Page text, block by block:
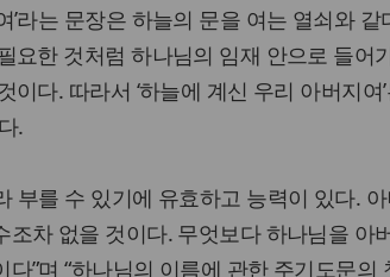
’라는 문장은 하늘의 문을 여는 열쇠와
요한 것처럼 하나님의 임재 안으로 들어
다. 따라서 ‘하늘에 계신 우리 아버지여
.
부를 수 있기에 유효하고 능력이 있다.
차 없을 것이다. 무엇보다 하나님을 아
”며 “하나님의 이름에 관한 주기도문의